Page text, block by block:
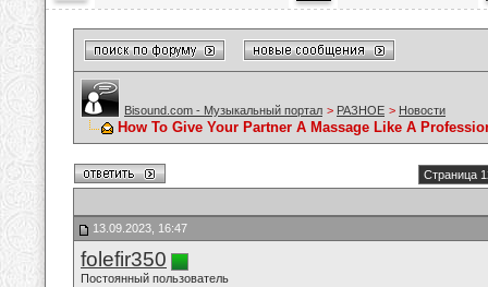
Bisound.com - Музыкальный портал > РАЗНОЕ > Новости
How To Give Your Partner A Massage Like A
Страница
13.09.2023, 16:47
folefir350
Постоянный пользователь